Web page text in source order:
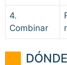
4.
Combinar